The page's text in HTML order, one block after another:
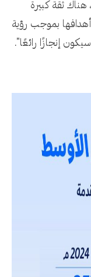
هناك ثقة كبيرة
بموجب رؤية